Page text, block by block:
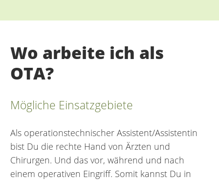
Wo arbeite ich als
OTA?
Mögliche Einsatzgebiete
Als operationstechnischer Assistent/Assistentin
bist Du die rechte Hand von Ärzten und
Chirurgen. Und das vor, während und nach
einem operativen Eingriff. Somit kannst Du in